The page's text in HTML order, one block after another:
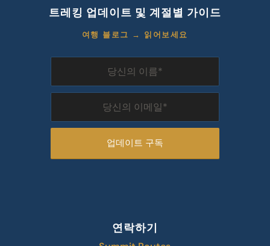
트레킹 업데이트 및 계절별 가이드
여행 블로그 → 읽어보세요
연락하기